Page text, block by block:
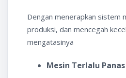
Dengan menerapkan sistem
produksi, dan mencegah
mengatasinya
Mesin Terlalu